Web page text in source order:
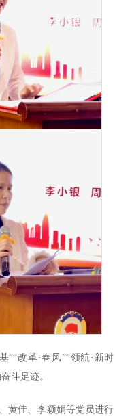
改革·春风”“领航·新时
斗足迹。
黄佳、李颖娟等党员进行